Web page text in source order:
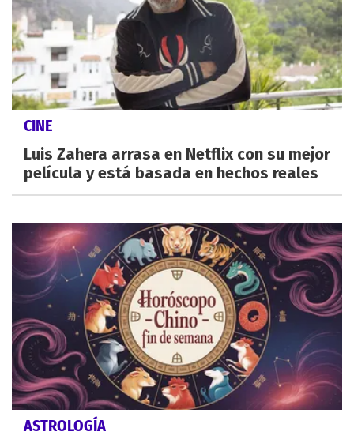
CINE
Luis Zahera arrasa en Netflix con su mejor
película y está basada en hechos reales
ASTROLOGÍA